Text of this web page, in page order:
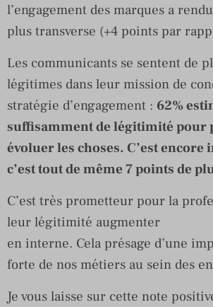
l’engagement des marques a
plus transverse (+4 points par
Les communicants se sentent de
légitimes dans leur mission de
stratégie d’engagement : 62%
suffisamment de légitimité pour
évoluer les choses. C’est
c’est tout de même 7 points de
C’est très prometteur pour la
leur légitimité augmenter
en interne. Cela présage d’une
forte de nos métiers au sein des
Je vous laisse sur cette note